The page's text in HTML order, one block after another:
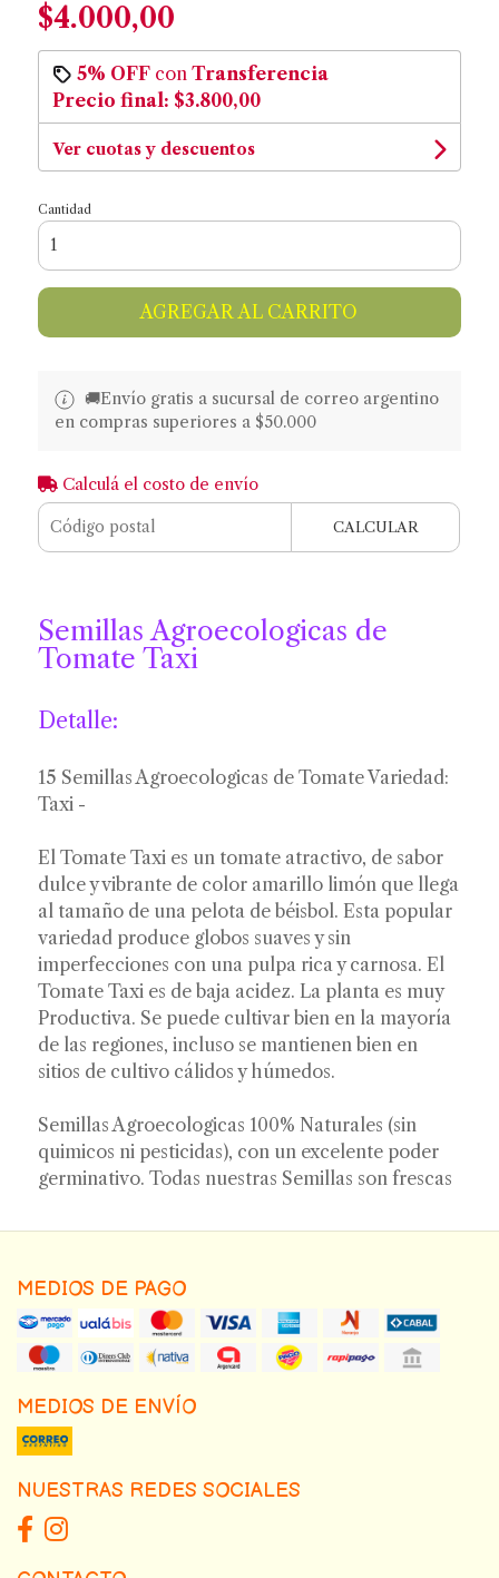
$4.000,00
5% OFFcon Transferencia
Precio final: $3.800,00
Ver cuotas y descuentos
Cantidad
AGREGAR AL CARRITO
🚚​​Envío gratis a sucursal de correo argentino
en compras superiores a $50.000
Calculá el costo de envío
CALCULAR
Semillas Agroecologicas de
Tomate Taxi
Detalle:
15 Semillas Agroecologicas de Tomate Variedad:
Taxi -
El Tomate Taxi es un tomate atractivo, de sabor
dulce y vibrante de color amarillo limón que llega
al tamaño de una pelota de béisbol. Esta popular
variedad produce globos suaves y sin
imperfecciones con una pulpa rica y carnosa. El
Tomate Taxi es de baja acidez. La planta es muy
Productiva. Se puede cultivar bien en la mayoría
de las regiones, incluso se mantienen bien en
sitios de cultivo cálidos y húmedos.
Semillas Agroecologicas 100% Naturales (sin
quimicos ni pesticidas), con un excelente poder
germinativo. Todas nuestras Semillas son frescas
MEDIOS DE PAGO
MEDIOS DE ENVÍO
NUESTRAS REDES SOCIALES